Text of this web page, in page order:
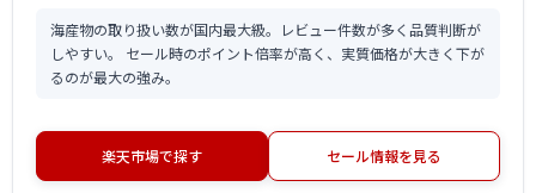
海産物の取り扱い数が国内最大級。レビュー件数が多く品質判断が
しやすい。 セール時のポイント倍率が高く、実質価格が大きく下が
るのが最大の強み。
楽天市場で探す セール情報を見る